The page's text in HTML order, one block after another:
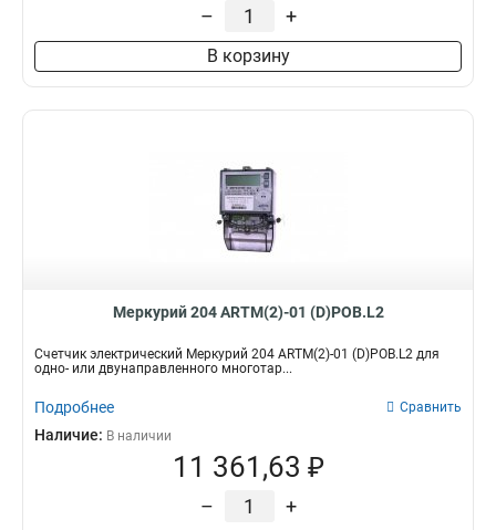
– +
В корзину
Меркурий 204 ARTM(2)-01 (D)POB.L2
Счетчик электрический Меркурий 204 ARTM(2)-01 (D)POB.L2 для
одно- или двунаправленного многотар...
Подробнее Сравнить
Наличие: В наличии
11 361,63 ₽
– +